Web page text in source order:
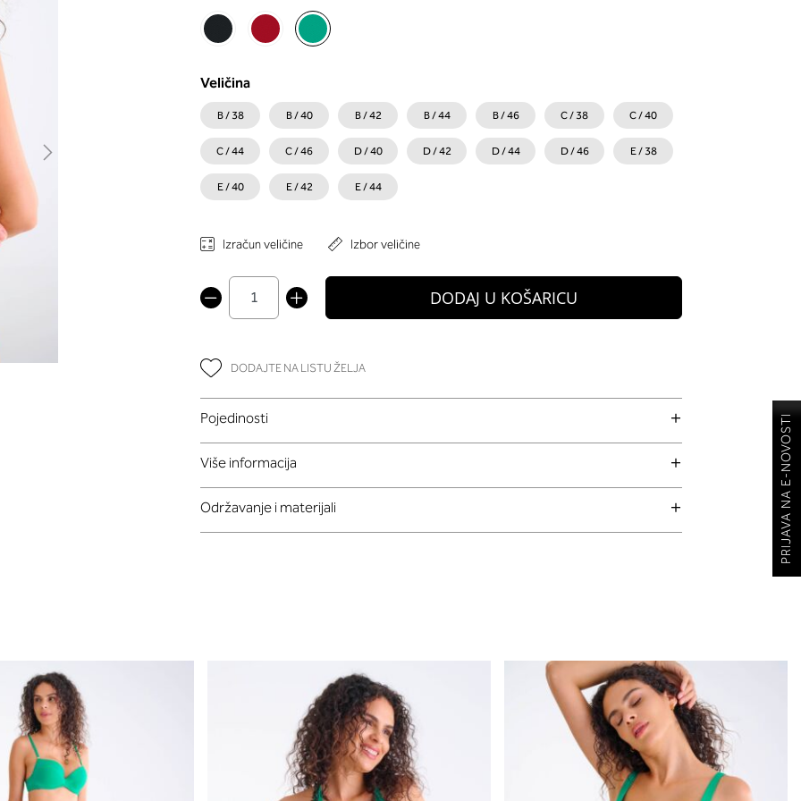
Veličina
B / 38 B / 40 B / 42 B / 44 B / 46 C / 38 C / 40
C / 44 C / 46 D / 40 D / 42 D / 44 D / 46 E / 38
E / 40 E / 42 E / 44
Izračun veličine Izbor veličine
DODAJ U KOŠARICU
DODAJTE NA LISTU ŽELJA
Pojedinosti
Više informacija
Održavanje i materijali PRIJAVA NA E-NOVOSTI